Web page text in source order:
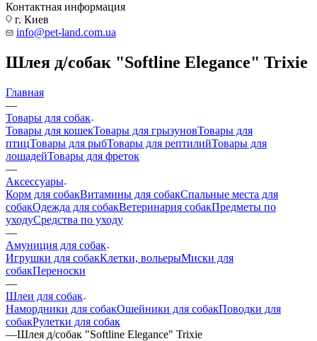
Контактная информация
г. Киев
info@pet-land.com.ua
Шлея д/собак "Softline Elegance" Trixie
Главная
—
Товары для собак
Товары для кошекТовары для грызуновТовары для
птицТовары для рыбТовары для рептилийТовары для
лошадейТовары для фреток
—
Аксессуары
Корм для собакВитамины для собакСпальные места для
собакОдежда для собакВетеринария собакПредметы по
уходуСредства по уходу
—
Амуниция для собак
Игрушки для собакКлетки, вольерыМиски для
собакПереноски
—
Шлеи для собак
Намордники для собакОшейники для собакПоводки для
собакРулетки для собак
—Шлея д/собак "Softline Elegance" Trixie